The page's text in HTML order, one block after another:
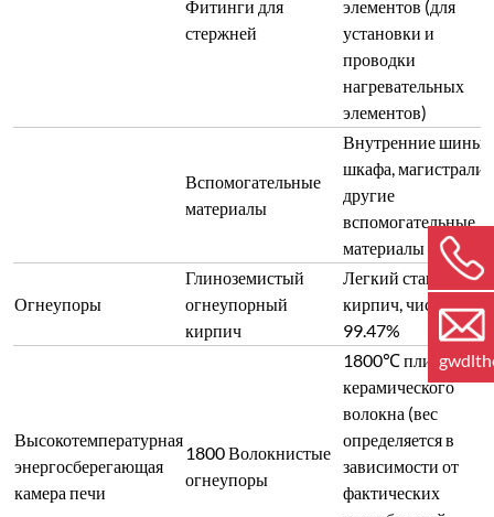
Фитинги для
стержней
элементов (для
установки и
проводки
нагревательных
элементов)
Вспомогательные
материалы
Внутренние шины
шкафа, магистрали
другие
вспомогательные
материалы
Огнеупоры
Глиноземистый
огнеупорный
кирпич
Легкий
кирпич, чистота
99.47%
Высокотемпературная
энергосберегающая
камера печи
1800 Волокнистые
огнеупоры
1800℃ плиты из
керамического
волокна (вес
определяется в
зависимости от
фактических